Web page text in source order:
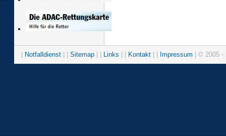
Notfalldienst Sitemap Links Kontakt Impressum | © 2005 -